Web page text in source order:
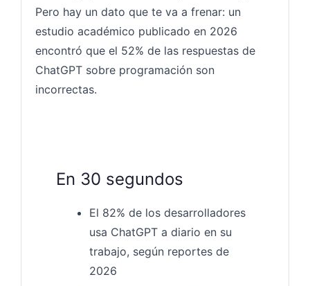
Pero hay un dato que te va a frenar: un
estudio académico publicado en 2026
encontró que el 52% de las respuestas de
ChatGPT sobre programación son
incorrectas.
En 30 segundos
El 82% de los desarrolladores
usa ChatGPT a diario en su
trabajo, según reportes de
2026